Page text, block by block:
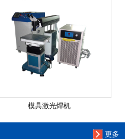
模具激光焊机
更多